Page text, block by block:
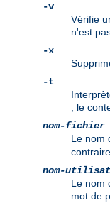
-v
Vérifie
n'est
-x
-t
; le
nom-fichier
Le nom
contraire.
nom-
Le nom
mot de